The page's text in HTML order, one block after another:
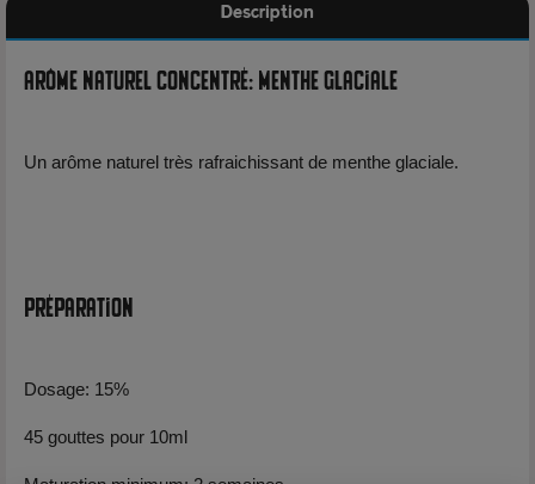
Description
Arôme Naturel Concentré: Menthe Glaciale
Un arôme naturel très rafraichissant de menthe glaciale.
Préparation
Dosage: 15%
45 gouttes pour 10ml